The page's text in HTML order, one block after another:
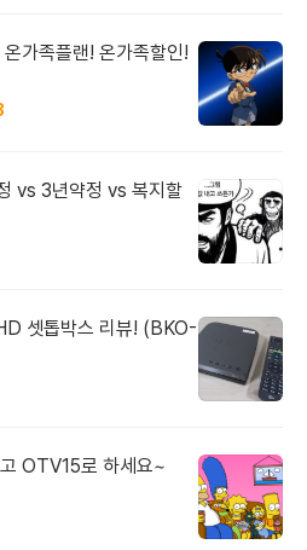
가족플랜! 온가족할인!
vs 3년약정 vs 복지할
셋톱박스 리뷰! (BKO-
OTV15로 하세요~